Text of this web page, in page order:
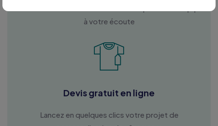
à votre écoute
Devis gratuit en ligne
Lancez en quelques clics votre projet de